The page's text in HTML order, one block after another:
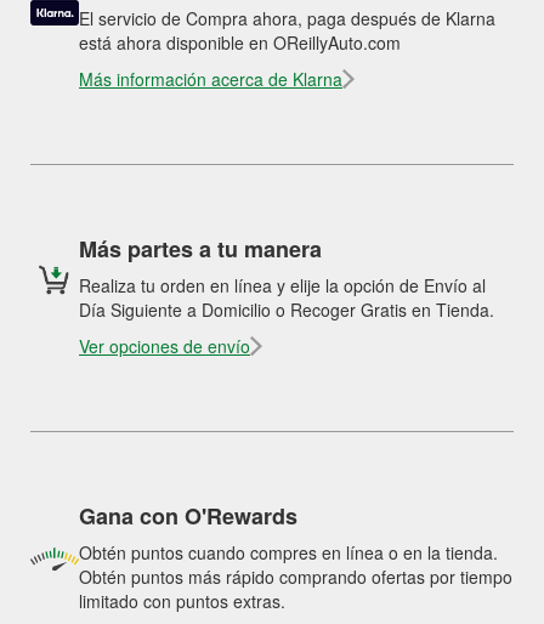
El servicio de Compra ahora, paga después de Klarna
está ahora disponible en OReillyAuto.com
Más información acerca de Klarna
Más partes a tu manera
Realiza tu orden en línea y elije la opción de Envío al
Día Siguiente a Domicilio o Recoger Gratis en Tienda.
Ver opciones de envío
Gana con O'Rewards
Obtén puntos cuando compres en línea o en la tienda.
Obtén puntos más rápido comprando ofertas por tiempo
limitado con puntos extras.